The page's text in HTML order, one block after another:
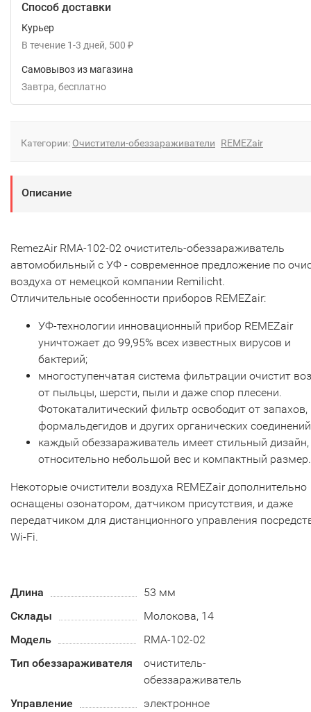
Способ доставки
Курьер
В течение 1-3 дней 500 ₽
Самовывоз из магазина
Завтра
Бесплатно
Категории: Очистители-обеззараживатели REMEZair
Описание
RemezAir RMA-102-02 очиститель-обеззараживатель
автомобильный с УФ - современное предложение по
воздуха от немецкой компании Remilicht.
Отличительные особенности приборов REMEZair:
УФ-технологии инновационный прибор REMEZair
уничтожает до 99,95% всех известных вирусов и
бактерий;
многоступенчатая система фильтрации очистит
от пыльцы, шерсти, пыли и даже спор плесени.
Фотокаталитический фильтр освободит от запахов,
формальдегидов и других органических
каждый обеззараживатель имеет стильный дизайн,
относительно небольшой вес и компактный размер.
Некоторые очистители воздуха REMEZair дополнительно
оснащены озонатором, датчиком присутствия, и даже
передатчиком для дистанционного управления
Wi-Fi.
Длина
53 мм
Склады
Молокова, 14
Модель
RMA-102-02
Тип обеззараживателя
очиститель-
обеззараживатель
Управление
электронное